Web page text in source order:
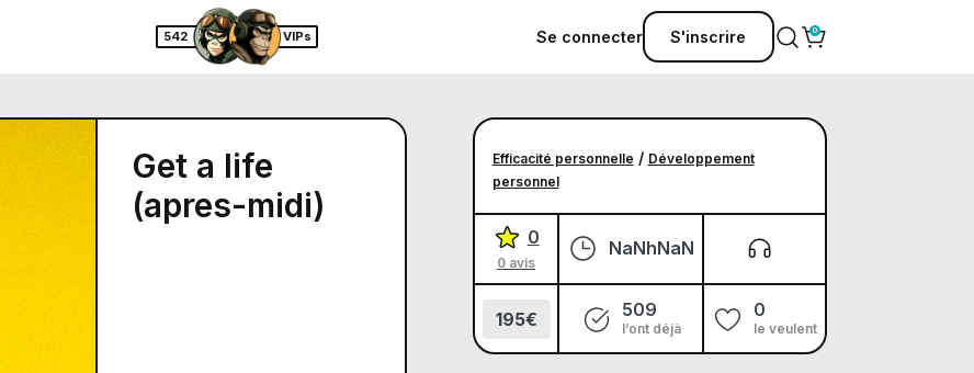
542 VIPs Se connecter S'inscrire
Efficacité personnelle / Développement
personnel
0
0 avis
195€
NaNhNaN
509
l’ont déjà
0
le veulent
Get a life
(apres-midi)